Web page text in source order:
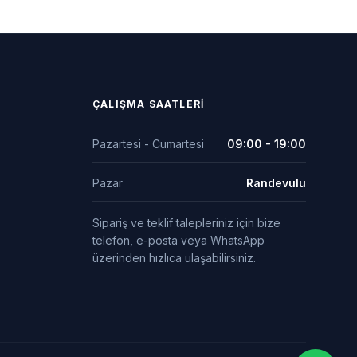
ÇALIŞMA SAATLERI
Pazartesi - Cumartesi 09:00 - 19:00
Pazar Randevulu
Sipariş ve teklif talepleriniz için bize
telefon, e-posta veya WhatsApp
üzerinden hızlıca ulaşabilirsiniz.